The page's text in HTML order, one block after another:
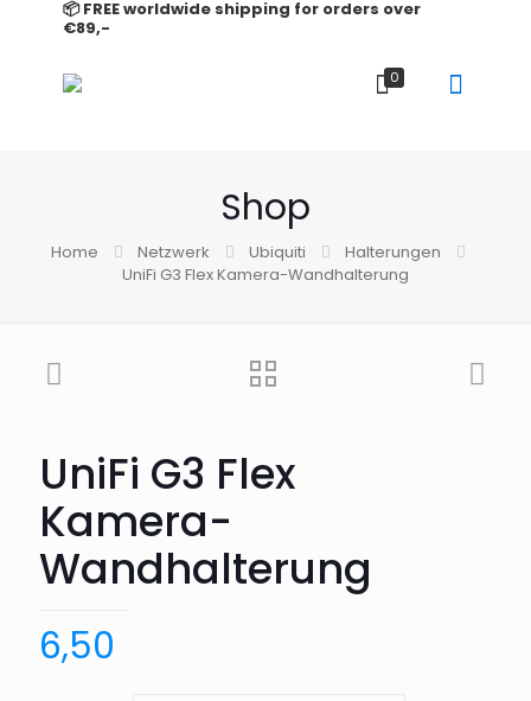
📦 FREE worldwide shipping for orders over
€89,-
0
Shop
Home Netzwerk Ubiquiti
Halterungen
UniFi G3 Flex Kamera-Wandhalterung
UniFi G3 Flex
Kamera-
Wandhalterung
6,50